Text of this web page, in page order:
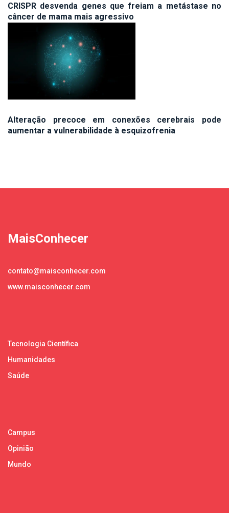
CRISPR desvenda genes que freiam a metástase no
câncer de mama mais agressivo
Alteração precoce em conexões cerebrais pode
aumentar a vulnerabilidade à esquizofrenia
MaisConhecer
contato@maisconhecer.com
www.maisconhecer.com
Tecnologia Científica
Humanidades
Saúde
Campus
Opinião
Mundo